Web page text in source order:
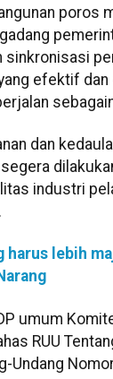
poros
sinkronisasi
efektif dan
dan
industri
harus lebih
umum
RUU
Undang